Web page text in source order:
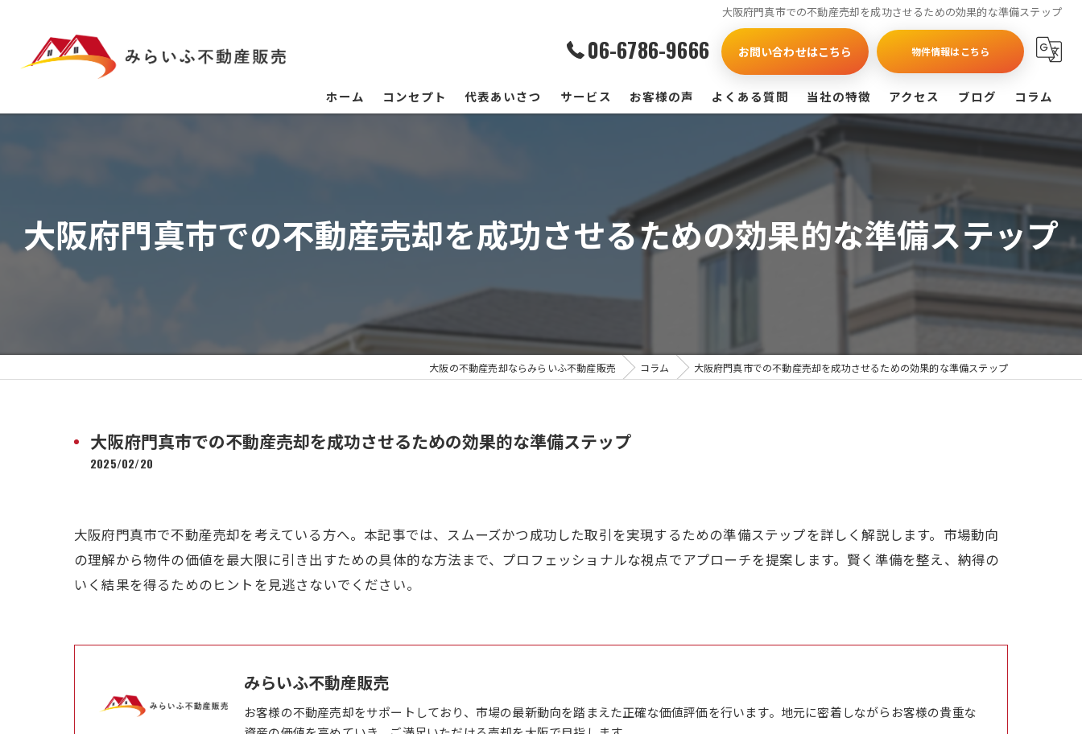
大阪府門真市での不動産売却を成功させるための効果的な準備ステップ
06-6786-9666 お問い合わせはこちら 物件情報はこちら
ホーム コンセプト 代表あいさつ サービス お客様の声 よくある質問 当社の特徴
買取
戸建て
マンション
アクセス ブログ コラム
大阪府門真市での不動産売却を成功させるための効果的な準備ステップ
大阪の不動産売却ならみらいふ不動産販売 コラム 大阪府門真市での不動産売却を成功させるための効果的な準備ステップ
大阪府門真市での不動産売却を成功させるための効果的な準備ステップ
2025/02/20
大阪府門真市で不動産売却を考えている方へ。本記事では、スムーズかつ成功した取引を実現するための準備ステップを詳しく解説します。市場動向
の理解から物件の価値を最大限に引き出すための具体的な方法まで、プロフェッショナルな視点でアプローチを提案します。賢く準備を整え、納得の
いく結果を得るためのヒントを見逃さないでください。
みらいふ不動産販売
お客様の不動産売却をサポートしており、市場の最新動向を踏まえた正確な価値評価を行います。地元に密着しながらお客様の貴重な